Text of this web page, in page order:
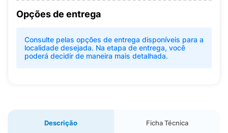
Opções de entrega
Consulte pelas opções de entrega disponíveis para a
localidade desejada. Na etapa de entrega, você
poderá decidir de maneira mais detalhada.
Descrição Ficha Técnica